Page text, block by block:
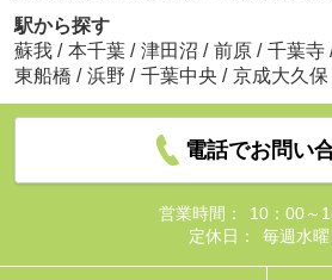
駅から探す
蘇我 / 本千葉 / 津田沼 / 前原 / 千葉寺
東船橋 / 浜野 / 千葉中央 / 京成大久保
電話でお問い
営業時間：
10：00～
定休日：
毎週水曜